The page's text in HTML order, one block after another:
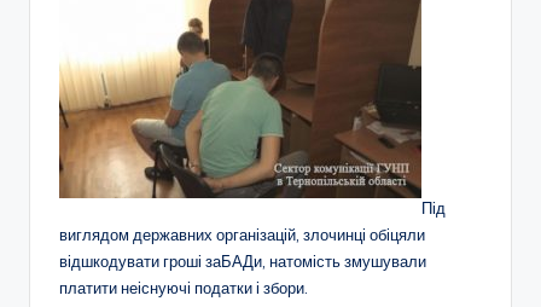
Під
виглядом державних організацій, злочинці обіцяли
відшкодувати гроші заБАДи, натомість змушували
платити неіснуючі податки і збори.